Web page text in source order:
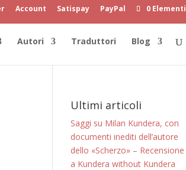
Account Satispay PayPal 0 Elementi
Autori Traduttori Blog
Ultimi articoli
Saggi su Milan Kundera, con
documenti inediti dell’autore
dello «Scherzo» – Recensione
a Kundera without Kundera